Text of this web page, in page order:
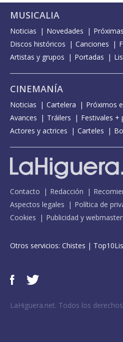
MUSICALIA
Noticias Novedades
Discos históricos
Canciones
Artistas y grupos
Portadas
CINEMANÍA
Noticias Cartelera Próximos
Avances
Tráilers
Festivales +
Actores y actrices
Carteles
Contacto Redacción
Aspectos legales
Política de
Cookies
Publicidad y
Otros servicios: Chistes |
LaHiguera.net. Todos los